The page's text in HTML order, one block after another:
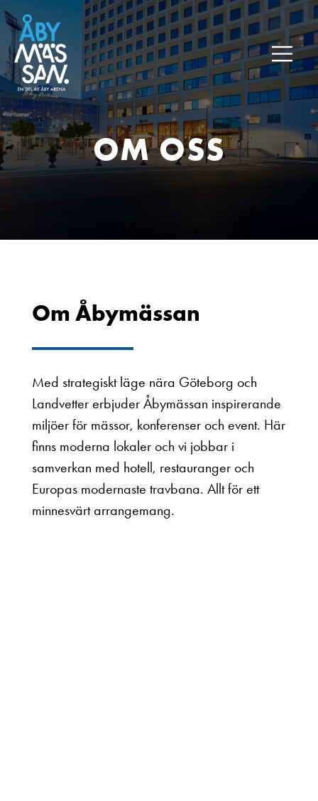
OM OSS
Om Åbymässan
Med strategiskt läge nära Göteborg och
Landvetter erbjuder Åbymässan inspirerande
miljöer för mässor, konferenser och event. Här
finns moderna lokaler och vi jobbar i
samverkan med hotell, restauranger och
Europas modernaste travbana. Allt för ett
minnesvärt arrangemang.